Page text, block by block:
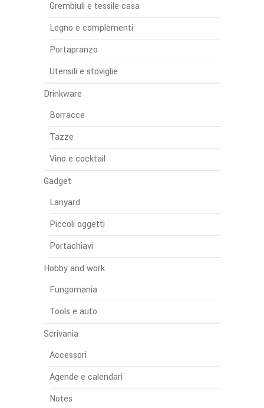
Grembiuli e tessile casa
Legno e complementi
Portapranzo
Utensili e stoviglie
Drinkware
Borracce
Tazze
Vino e cocktail
Gadget
Lanyard
Piccoli oggetti
Portachiavi
Hobby and work
Fungomania
Tools e auto
Scrivania
Accessori
Agende e calendari
Notes